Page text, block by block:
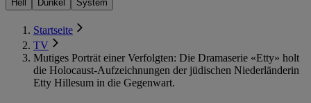
Hell Dunkel System
Startseite
TV
Mutiges Porträt einer Verfolgten: Die Dramaserie «Etty» holt
die Holocaust-Aufzeichnungen der jüdischen Niederländerin
Etty Hillesum in die Gegenwart.